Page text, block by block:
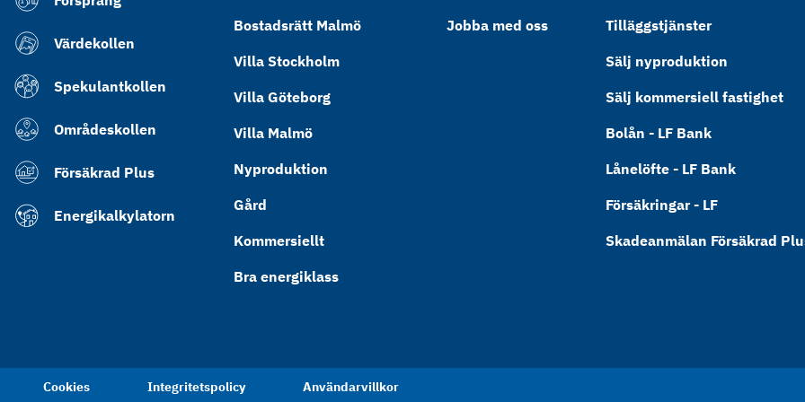
Värdekollen
Spekulantkollen
Områdeskollen
Försäkrad Plus
Energikalkylatorn
Bostadsrätt Malmö
Villa Stockholm
Villa Göteborg
Villa Malmö
Nyproduktion
Gård
Kommersiellt
Bra energiklass
Jobba med oss
Tilläggstjänster
Sälj nyproduktion
Sälj kommersiell fastighet
Bolån - LF Bank
Lånelöfte - LF Bank
Försäkringar - LF
Skadeanmälan Försäkrad
Cookies Integritetspolicy Användarvillkor